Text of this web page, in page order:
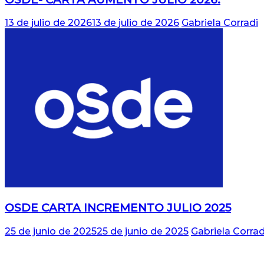
13 de julio de 202613 de julio de 2026 Gabriela Corradi
OSDE CARTA INCREMENTO JULIO 2025
25 de junio de 202525 de junio de 2025 Gabriela